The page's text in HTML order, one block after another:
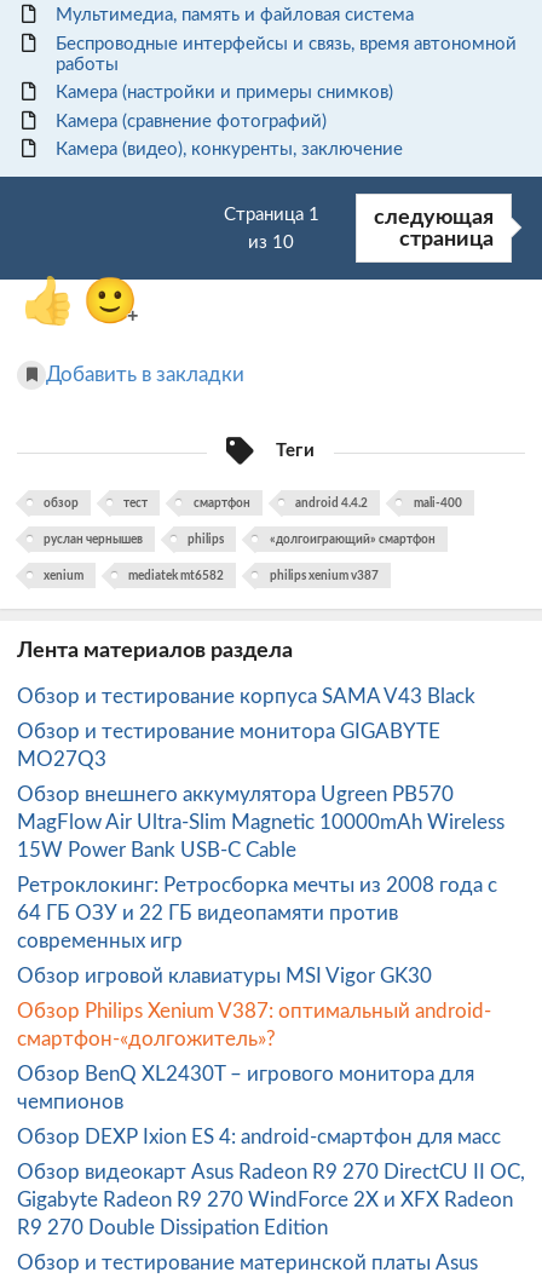
Мультимедиа, память и файловая система
Беспроводные интерфейсы и связь, время автономной
работы
Камера (настройки и примеры снимков)
Камера (сравнение фотографий)
Камера (видео), конкуренты, заключение
Страница 1
из 10
следующая
страница
👍 🙂+
Добавить в закладки
Теги
обзор тест смартфон android 4.4.2 mali-400
руслан чернышев philips «долгоиграющий» смартфон
xenium mediatek mt6582 philips xenium v387
Лента материалов раздела
Обзор и тестирование корпуса SAMA V43 Black
Обзор и тестирование монитора GIGABYTE
MO27Q3
Обзор внешнего аккумулятора Ugreen PB570
MagFlow Air Ultra-Slim Magnetic 10000mAh Wireless
15W Power Bank USB-C Cable
Ретроклокинг: Ретросборка мечты из 2008 года с
64 ГБ ОЗУ и 22 ГБ видеопамяти против
современных игр
Обзор игровой клавиатуры MSI Vigor GK30
Обзор Philips Xenium V387: оптимальный android-
смартфон-«долгожитель»?
Обзор BenQ XL2430T – игрового монитора для
чемпионов
Обзор DEXP Ixion ES 4: android-смартфон для масс
Обзор видеокарт Asus Radeon R9 270 DirectCU II OC,
Gigabyte Radeon R9 270 WindForce 2X и XFX Radeon
R9 270 Double Dissipation Edition
Обзор и тестирование материнской платы Asus